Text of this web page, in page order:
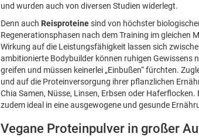
und wurden auch von diversen Studien widerlegt.
Denn auch Reisproteinesind von höchster
Regenerationsphasen nach dem Training im gleichen
Wirkung auf die Leistungsfähigkeit lassen sich
ambitionierte Bodybuilder können ruhigen Gewissens
greifen und müssen keinerlei „Einbußen“ fürchten.
und auf die Proteinversorgung ihrer pflanzlichen
Chia Samen, Nüsse, Linsen, Erbsen oder
zudem ideal in eine ausgewogene und gesunde
Vegane Proteinpulver in großer